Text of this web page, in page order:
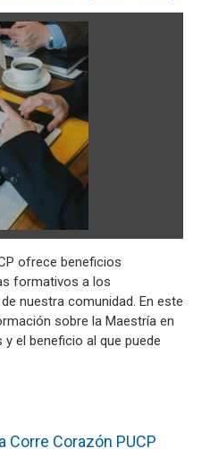
ofrece beneficios
formativos a los
nuestra comunidad. En este
sobre la Maestría en
el beneficio al que puede
Corre Corazón PUCP